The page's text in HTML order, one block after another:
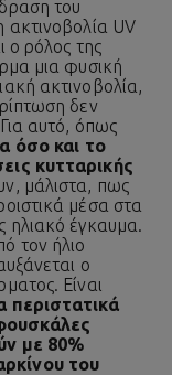
του
ακτινοβολία UV
ο ρόλος της
μια φυσική
ακτινοβολία,
δεν
αυτό, όπως
όσο και το
κυτταρικής
μάλιστα, πως
μέσα στα
ηλιακό έγκαυμα.
τον ήλιο
ο
. Είναι
περιστατικά
με 80%
του